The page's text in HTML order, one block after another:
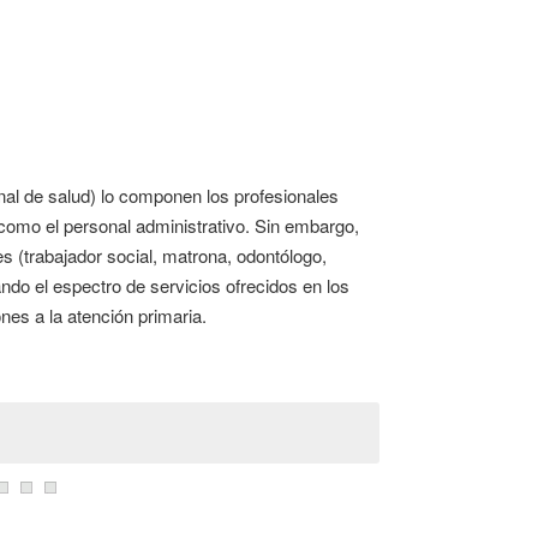
de salud) lo componen los profesionales
el personal administrativo. Sin embargo,
(trabajador social, matrona, odontólogo,
el espectro de servicios ofrecidos en los
a la atención primaria.